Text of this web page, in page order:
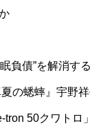
負債”を解消する
の蟋蟀』宇野
50クワトロ